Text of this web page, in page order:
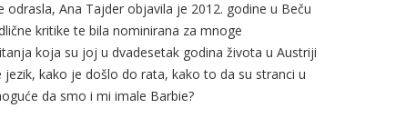
Ana Tajder objavila je 2012. godine u Beču
kritike te bila nominirana za mnoge
koja su joj u dvadesetak godina života u Austriji
kako je došlo do rata, kako to da su stranci u
da smo i mi imale Barbie?